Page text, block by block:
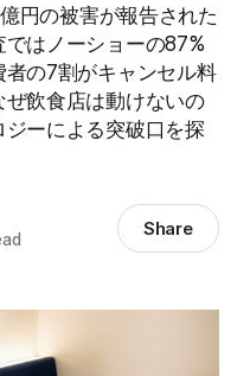
円の被害が報告された
ではノーショーの87%
の7割がキャンセル料
飲食店は動けないの
ーによる突破口を探
Share